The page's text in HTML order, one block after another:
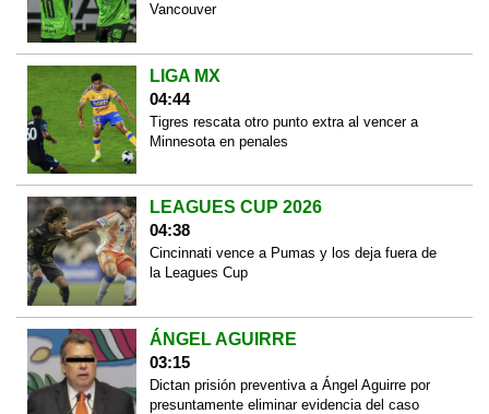
Vancouver
LIGA MX
04:44
Tigres rescata otro punto extra al vencer a
Minnesota en penales
LEAGUES CUP 2026
04:38
Cincinnati vence a Pumas y los deja fuera de
la Leagues Cup
ÁNGEL AGUIRRE
03:15
Dictan prisión preventiva a Ángel Aguirre por
presuntamente eliminar evidencia del caso